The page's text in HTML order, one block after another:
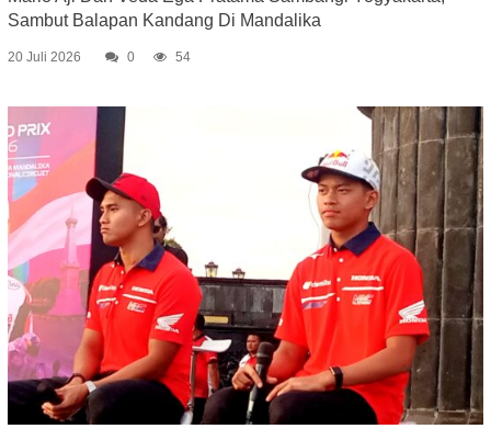
Sambut Balapan Kandang Di Mandalika
20 Juli 2026 0 54